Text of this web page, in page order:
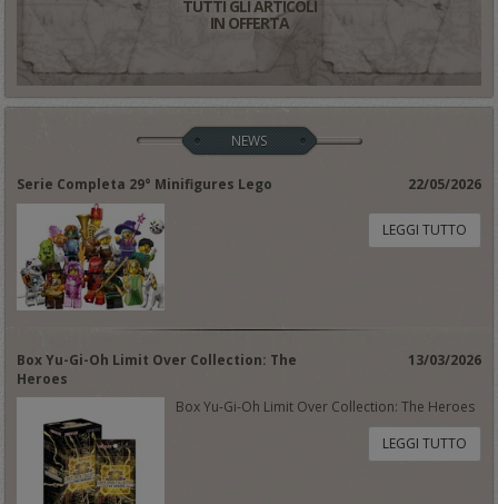
TUTTI GLI ARTICOLI
IN OFFERTA
NEWS
Serie Completa 29° Minifigures Lego 22/05/2026
LEGGI TUTTO
Box Yu-Gi-Oh Limit Over Collection: The
Heroes
13/03/2026
Box Yu-Gi-Oh Limit Over Collection: The Heroes
LEGGI TUTTO